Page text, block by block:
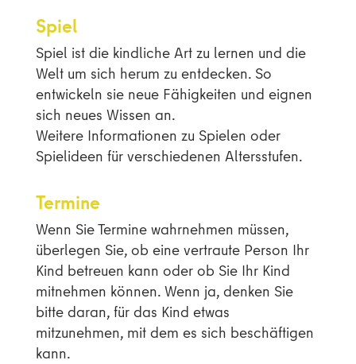
Spiel
Spiel ist die kindliche Art zu lernen und die
Welt um sich herum zu entdecken. So
entwickeln sie neue Fähigkeiten und eignen
sich neues Wissen an.
Weitere Informationen zu Spielen oder
Spielideen für verschiedenen Altersstufen.
Termine
Wenn Sie Termine wahrnehmen müssen,
überlegen Sie, ob eine vertraute Person Ihr
Kind betreuen kann oder ob Sie Ihr Kind
mitnehmen können. Wenn ja, denken Sie
bitte daran, für das Kind etwas
mitzunehmen, mit dem es sich beschäftigen
kann.